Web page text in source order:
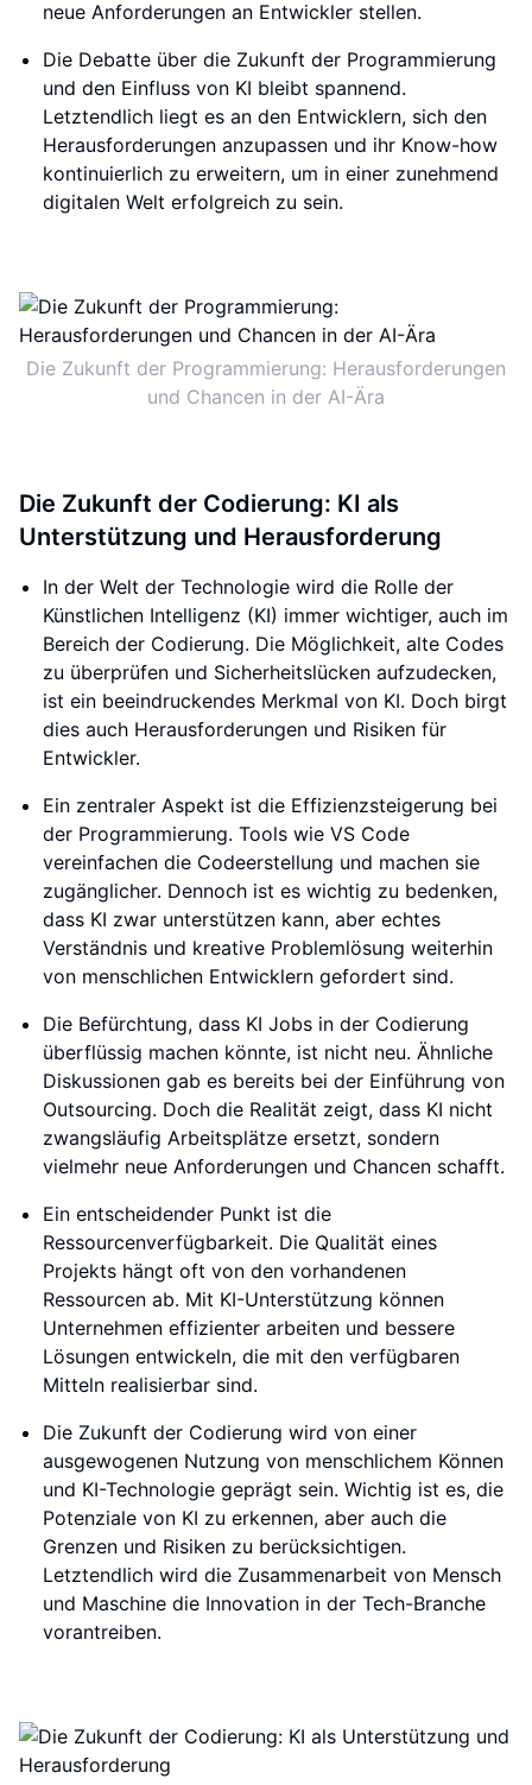
neue Anforderungen an Entwickler stellen.
Die Debatte über die Zukunft der Programmierung
und den Einfluss von KI bleibt spannend.
Letztendlich liegt es an den Entwicklern, sich den
Herausforderungen anzupassen und ihr Know-how
kontinuierlich zu erweitern, um in einer zunehmend
digitalen Welt erfolgreich zu sein.
Die Zukunft der Programmierung: Herausforderungen
und Chancen in der AI-Ära
Die Zukunft der Codierung: KI als
Unterstützung und Herausforderung
In der Welt der Technologie wird die Rolle der
Künstlichen Intelligenz (KI) immer wichtiger, auch im
Bereich der Codierung. Die Möglichkeit, alte Codes
zu überprüfen und Sicherheitslücken aufzudecken,
ist ein beeindruckendes Merkmal von KI. Doch birgt
dies auch Herausforderungen und Risiken für
Entwickler.
Ein zentraler Aspekt ist die Effizienzsteigerung bei
der Programmierung. Tools wie VS Code
vereinfachen die Codeerstellung und machen sie
zugänglicher. Dennoch ist es wichtig zu bedenken,
dass KI zwar unterstützen kann, aber echtes
Verständnis und kreative Problemlösung weiterhin
von menschlichen Entwicklern gefordert sind.
Die Befürchtung, dass KI Jobs in der Codierung
überflüssig machen könnte, ist nicht neu. Ähnliche
Diskussionen gab es bereits bei der Einführung von
Outsourcing. Doch die Realität zeigt, dass KI nicht
zwangsläufig Arbeitsplätze ersetzt, sondern
vielmehr neue Anforderungen und Chancen schafft.
Ein entscheidender Punkt ist die
Ressourcenverfügbarkeit. Die Qualität eines
Projekts hängt oft von den vorhandenen
Ressourcen ab. Mit KI-Unterstützung können
Unternehmen effizienter arbeiten und bessere
Lösungen entwickeln, die mit den verfügbaren
Mitteln realisierbar sind.
Die Zukunft der Codierung wird von einer
ausgewogenen Nutzung von menschlichem Können
und KI-Technologie geprägt sein. Wichtig ist es, die
Potenziale von KI zu erkennen, aber auch die
Grenzen und Risiken zu berücksichtigen.
Letztendlich wird die Zusammenarbeit von Mensch
und Maschine die Innovation in der Tech-Branche
vorantreiben.